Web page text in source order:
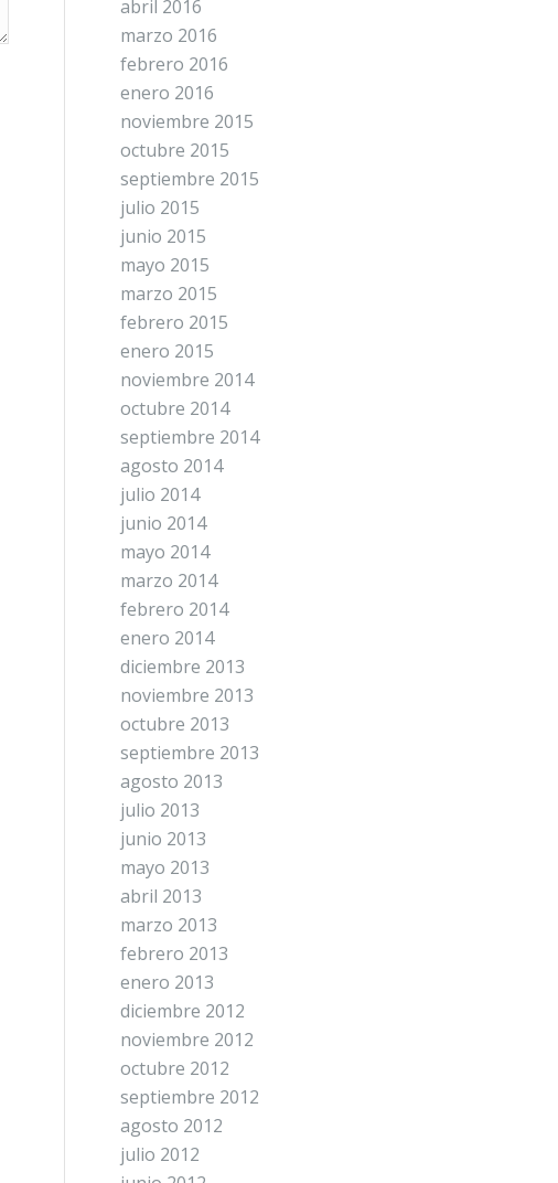
abril 2016
marzo 2016
febrero 2016
enero 2016
noviembre 2015
octubre 2015
septiembre 2015
julio 2015
junio 2015
mayo 2015
marzo 2015
febrero 2015
enero 2015
noviembre 2014
octubre 2014
septiembre 2014
agosto 2014
julio 2014
junio 2014
mayo 2014
marzo 2014
febrero 2014
enero 2014
diciembre 2013
noviembre 2013
octubre 2013
septiembre 2013
agosto 2013
julio 2013
junio 2013
mayo 2013
abril 2013
marzo 2013
febrero 2013
enero 2013
diciembre 2012
noviembre 2012
octubre 2012
septiembre 2012
agosto 2012
julio 2012